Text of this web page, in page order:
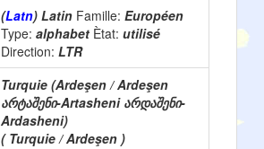
(Latn) Latin Famille: Européen
Type: alphabet Ètat: utilisé
Direction: LTR
Turquie (Ardeşen / Ardeşen
არტაშენი-Artasheni არდაშენი-
Ardasheni)
( Turquie / Ardeşen )